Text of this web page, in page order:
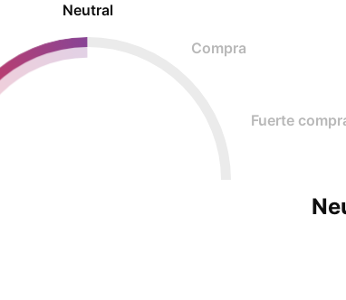
Neutral
Compra
Fuerte